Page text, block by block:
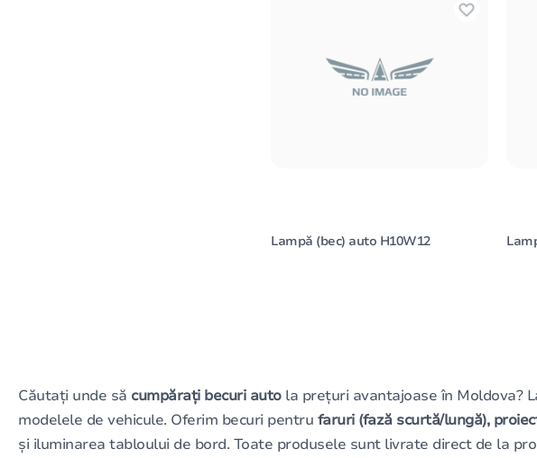
Lampă (bec) auto H10W12
Căutați unde să cumpărați becuri autola prețuri avantajoase în Moldova?
modelele de vehicule. Oferim becuri pentru faruri (fază scurtă/lungă),
și iluminarea tabloului de bord. Toate produsele sunt livrate direct de la